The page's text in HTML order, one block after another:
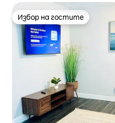
Избор на гостите
Избор на гостите